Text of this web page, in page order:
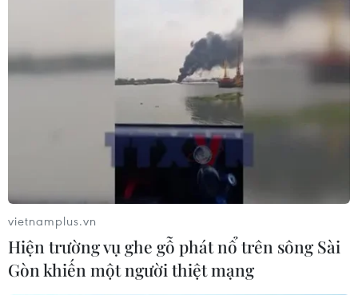
Tổng Thư ký NATO phủ nhận về chiến
tranh Lạnh với Trung Quốc
Ông Stoltenberg nói: "Chúng tôi sẽ không bước vào một
cuộc Chiến tranh Lạnh mới và Trung Quốc không phải
là đối thủ cũng không phải là kẻ thù của chúng tôi."
vietnamplus.vn
Hiện trường vụ ghe gỗ phát nổ trên sông Sài
Gòn khiến một người thiệt mạng